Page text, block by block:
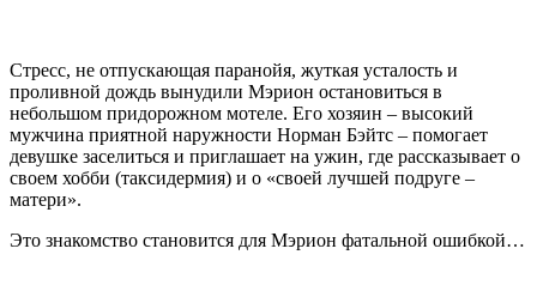
Стресс, не отпускающая паранойя, жуткая усталость и
проливной дождь вынудили Мэрион остановиться в
небольшом придорожном мотеле. Его хозяин – высокий
мужчина приятной наружности Норман Бэйтс – помогает
девушке заселиться и приглашает на ужин, где рассказывает о
своем хобби (таксидермия) и о «своей лучшей подруге –
матери».
Это знакомство становится для Мэрион фатальной ошибкой…